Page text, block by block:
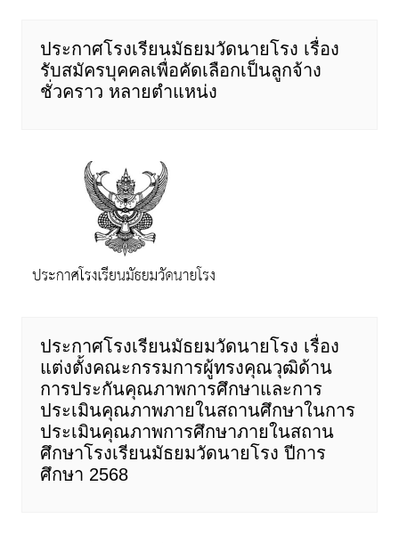
ประกาศโรงเรียนมัธยมวัดนายโรง เรื่อง
รับสมัครบุคคลเพื่อคัดเลือกเป็นลูกจ้าง
ชั่วคราว หลายตำแหน่ง
ประกาศโรงเรียนมัธยม​วัดนายโรง​ เรื่อง
แต่งตั้งคณะกรรมการผู้ทรงคุณวุฒิด้าน
การประกันคุณภาพการศึกษาและการ
ประเมินคุณภาพภายในสถานศึกษาในการ
ประเมินคุณภาพการศึกษาภายในสถาน
ศึกษาโรงเรียนมัธยมวัดนายโรง ปีการ
ศึกษา 2568